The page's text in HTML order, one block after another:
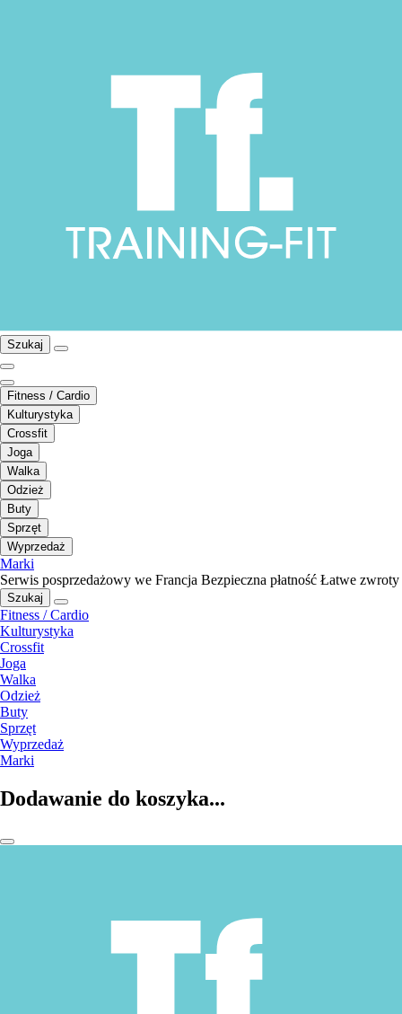
Szukaj
Fitness / Cardio
Kulturystyka
Crossfit
Joga
Walka
Odzież
Buty
Sprzęt
Wyprzedaż
Marki
Serwis posprzedażowy we Francja Bezpieczna płatność Łatwe zwroty
Szukaj
Fitness / Cardio
Kulturystyka
Crossfit
Joga
Walka
Odzież
Buty
Sprzęt
Wyprzedaż
Marki
Dodawanie do koszyka...